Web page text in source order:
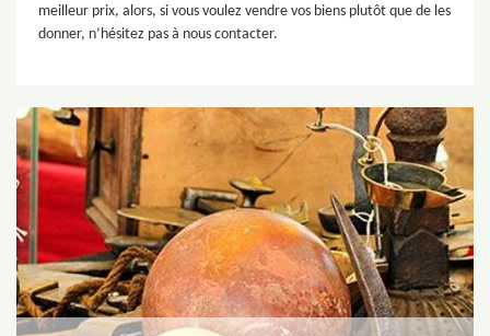
meilleur prix, alors, si vous voulez vendre vos biens plutôt que de les
donner, n’hésitez pas à nous contacter.